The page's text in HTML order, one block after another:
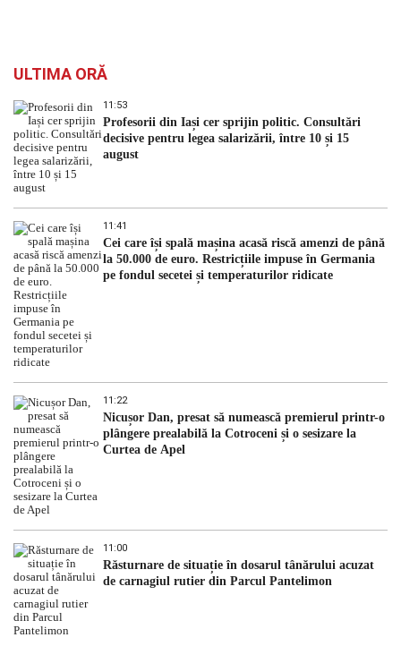
ULTIMA ORĂ
11:53
Profesorii din Iași cer sprijin politic. Consultări
decisive pentru legea salarizării, între 10 și 15
august
11:41
Cei care își spală mașina acasă riscă amenzi de până
la 50.000 de euro. Restricțiile impuse în Germania
pe fondul secetei și temperaturilor ridicate
11:22
Nicușor Dan, presat să numească premierul printr-o
plângere prealabilă la Cotroceni și o sesizare la
Curtea de Apel
11:00
Răsturnare de situație în dosarul tânărului acuzat
de carnagiul rutier din Parcul Pantelimon